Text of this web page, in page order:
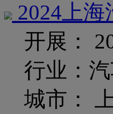
2024上
开展：
行业：
城市：